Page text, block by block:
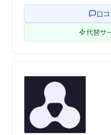
ることでさらに多くの人が
口
代替サ